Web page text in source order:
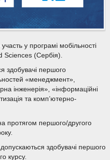
у програмі мобільності
Sciences (Сербія).
здобувачі першого
«менеджмент»,
інженерія», «інформаційні
та комп’ютерно-
протягом першого/другого
здобувачі першого
курсу.